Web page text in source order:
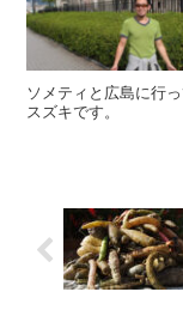
ソメティと広島に行
スズキです。